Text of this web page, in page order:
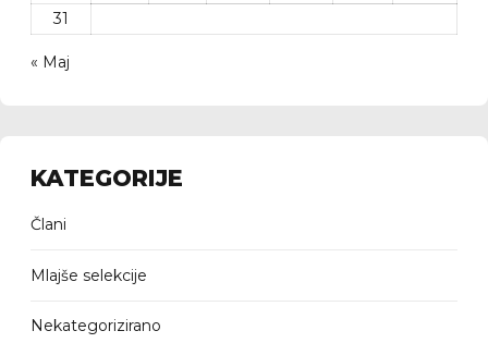
31
« Maj
KATEGORIJE
Člani
Mlajše selekcije
Nekategorizirano